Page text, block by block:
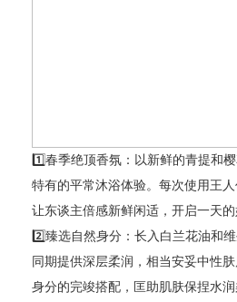
1️⃣春季绝顶香氛：以新鲜的青提和
特有的平常沐浴体验。每次使用王
让东谈主倍感新鲜闲适，开启一天的
2️⃣臻选自然身分：长入白兰花油和
同期提供深层柔润，相当安妥中性
身分的完竣搭配，匡助肌肤保捏水润